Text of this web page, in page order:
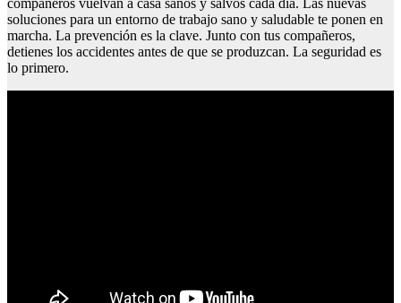
compañeros vuelvan a casa sanos y salvos cada día. Las nuevas
soluciones para un entorno de trabajo sano y saludable te ponen en
marcha. La prevención es la clave. Junto con tus compañeros,
detienes los accidentes antes de que se produzcan. La seguridad es
lo primero.